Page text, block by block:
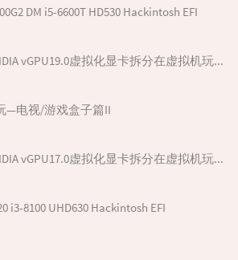
评
文
DM i5-6600T HD530 Hackintosh EFI
PVE9：用NVIDIA vGPU19.0虚拟化显卡拆分在虚拟机玩游戏
—电视/游戏盒子篇II
PVE8：用NVIDIA vGPU17.0虚拟化显卡拆分在虚拟机玩游戏--基于P106-100
i3-8100 UHD630 Hackintosh EFI